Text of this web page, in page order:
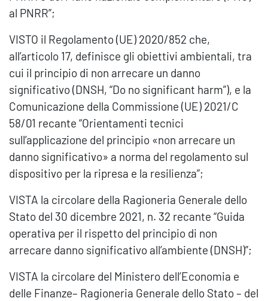
al PNRR”;
VISTO il Regolamento (UE) 2020/852 che,
all’articolo 17, definisce gli obiettivi ambientali, tra
cui il principio di non arrecare un danno
significativo (DNSH, “Do no significant harm”), e la
Comunicazione della Commissione (UE) 2021/C
58/01 recante “Orientamenti tecnici
sull’applicazione del principio «non arrecare un
danno significativo» a norma del regolamento sul
dispositivo per la ripresa e la resilienza”;
VISTA la circolare della Ragioneria Generale dello
Stato del 30 dicembre 2021, n. 32 recante “Guida
operativa per il rispetto del principio di non
arrecare danno significativo all’ambiente (DNSH)”;
VISTA la circolare del Ministero dell’Economia e
delle Finanze– Ragioneria Generale dello Stato – del